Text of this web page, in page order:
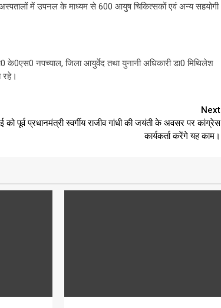
में उपनल के माध्यम से 600 आयुष चिकित्सकों एवं अन्य सहयोगी
नपच्याल, जिला आयुर्वेद तथा युनानी अधिकारी डा0 मिथिलेश
रहे।
Next
को पूर्व प्रधानमंत्री स्वर्गीय राजीव गांधी की जयंती के अवसर पर कांग्रेस
कार्यकर्ता करेंगे यह काम।